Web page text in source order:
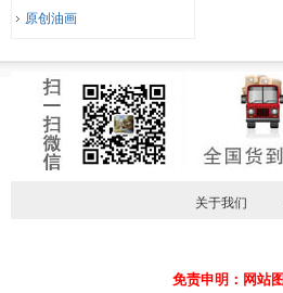
原创油画
关于我们
免责申明：网站